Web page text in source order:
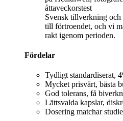
Svensk tillverkning
till förtroendet, och vi
rakt igenom perioden.
Fördelar
Tydligt standardiserat,
Mycket prisvärt, bästa
God tolerans, få
Lättsvalda kapslar,
Dosering matchar